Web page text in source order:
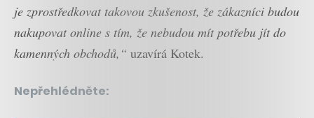
je zprostředkovat takovou zkušenost, že zákazníci budou
nakupovat online s tím, že nebudou mít potřebu jít do
kamenných obchodů,“ uzavírá Kotek.
Nepřehlédněte: